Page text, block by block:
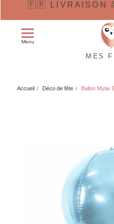
🇫🇷 LIVRAISON
Menu
MES
Accueil Déco de fête Ballon Mylar